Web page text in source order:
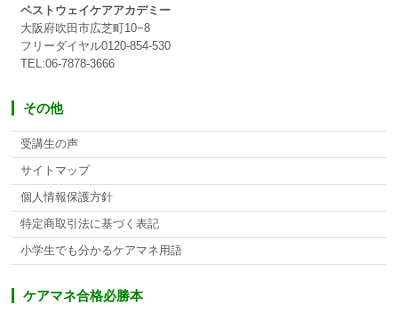
ベストウェイケアアカデミー
大阪府吹田市広芝町10−8
フリーダイヤル0120-854-530
TEL:06-7878-3666
その他
受講生の声
サイトマップ
個人情報保護方針
特定商取引法に基づく表記
小学生でも分かるケアマネ用語
ケアマネ合格必勝本